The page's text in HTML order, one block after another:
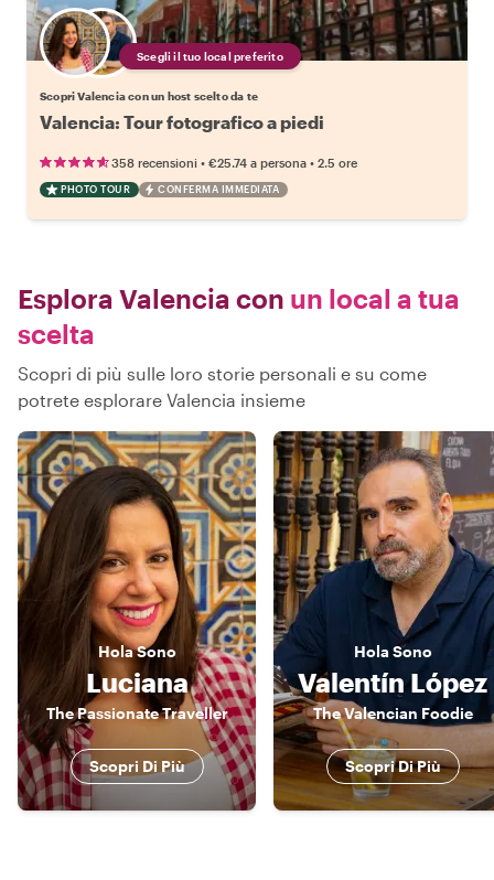
Scegli il tuo local preferito
Scopri Valencia con un host scelto da te
Valencia: Tour fotografico a piedi
358 recensioni • €25.74 a persona • 2.5 ore
PHOTO TOUR CONFERMA IMMEDIATA
Esplora Valencia con un local a tua
scelta
Scopri di più sulle loro storie personali e su come
potrete esplorare Valencia insieme
HolaSono
Luciana
The Passionate Traveller
Scopri Di Più
Hola Sono
Valentín López
The Valencian Foodie
Scopri Di Più